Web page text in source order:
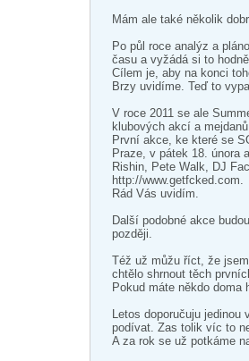
Mám ale také několik
Po půl roce analýz a
času a vyžádá si to
Cílem je, aby na konci
Brzy uvidíme. Teď to
V roce 2011 se ale
klubových akcí a
První akce, ke které se
Praze, v pátek 18. února
Rishin, Pete Walk, DJ
http://www.getfcked.com.
Rád Vás uvidím.
Další podobné akce
později.
Též už můžu říct, že
chtělo shrnout těch
Pokud máte někdo
Letos doporučuju
podívat. Zas tolik víc to
A za rok se už potkáme